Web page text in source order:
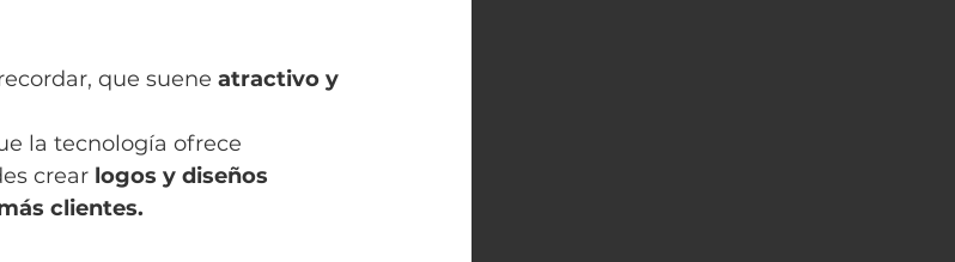
que suene atractivo y
la tecnología ofrece
crear logos y diseños
clientes.